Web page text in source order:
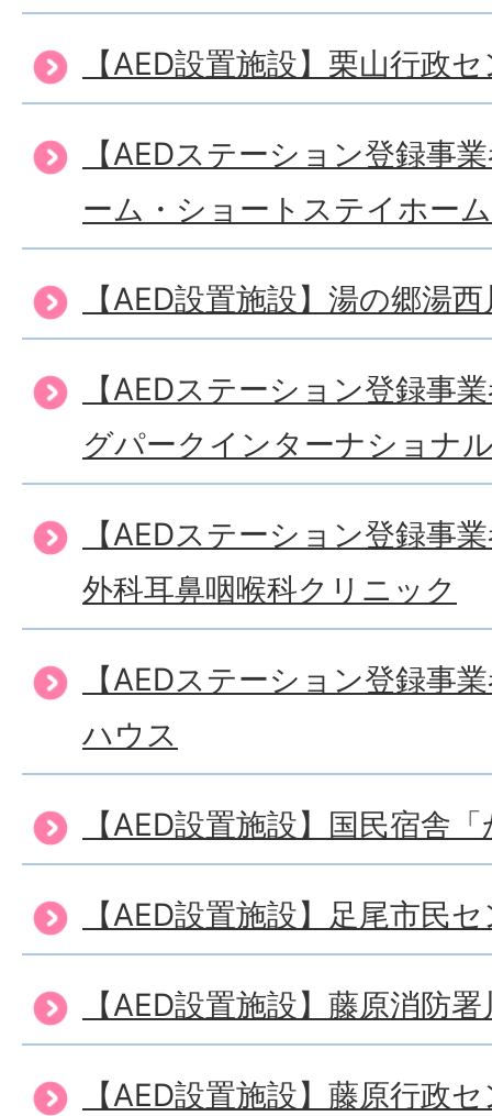
【AED設置施設】栗山行政
【AEDステーション登録事
ーム・ショートステイホー
【AED設置施設】湯の郷湯
【AEDステーション登録事
グパークインターナショナ
【AEDステーション登録事
外科耳鼻咽喉科クリニック
【AEDステーション登録事
ハウス
【AED設置施設】国民宿舎
【AED設置施設】足尾市民
【AED設置施設】藤原消防
【AED設置施設】藤原行政